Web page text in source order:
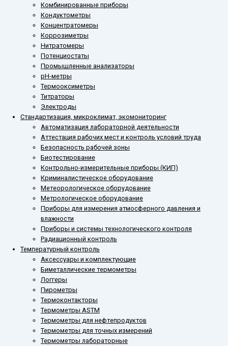
Комбинированные приборы
Кондуктометры
Концентратомеры
Коррозиметры
Нитратомеры
Потенциостаты
Промышленные анализаторы
рН-метры
Термооксиметры
Титраторы
Электроды
Стандартизация, микроклимат, экомониторинг
Автоматизация лабораторной деятельности
Аттестация рабочих мест и контроль условий труда
Безопасность рабочей зоны
Биотестирование
Контрольно-измерительные приборы (КИП)
Криминалистическое оборудование
Метеорологическое оборудование
Метрологическое оборудование
Приборы для измерения атмосферного давления и
влажности
Приборы и системы технологического контроля
Радиационный контроль
Температурный контроль
Аксессуары и комплектующие
Биметаллические термометры
Логгеры
Пирометры
Термоконтакторы
Термометры ASTM
Термометры для нефтепродуктов
Термометры для точных измерений
Термометры лабораторные